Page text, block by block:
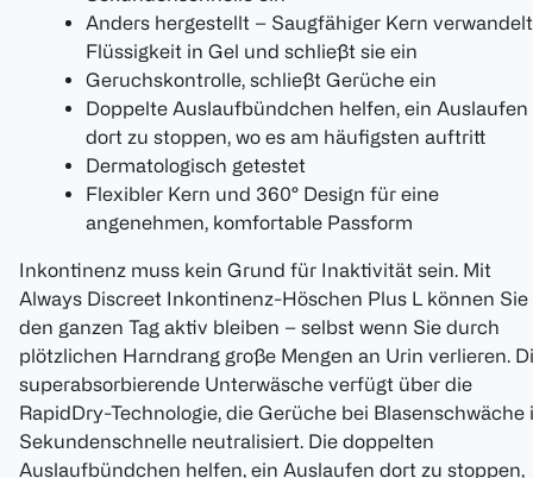
Anders hergestellt – Saugfähiger Kern verwandelt
Flüssigkeit in Gel und schließt sie ein
Geruchskontrolle, schließt Gerüche ein
Doppelte Auslaufbündchen helfen, ein Auslaufen
dort zu stoppen, wo es am häufigsten auftritt
Dermatologisch getestet
Flexibler Kern und 360° Design für eine
angenehmen, komfortable Passform
Inkontinenz muss kein Grund für Inaktivität sein. Mit
Always Discreet Inkontinenz-Höschen Plus L können Sie
den ganzen Tag aktiv bleiben – selbst wenn Sie durch
plötzlichen Harndrang große Mengen an Urin verlieren.
superabsorbierende Unterwäsche verfügt über die
RapidDry-Technologie, die Gerüche bei Blasenschwäche
Sekundenschnelle neutralisiert. Die doppelten
Auslaufbündchen helfen, ein Auslaufen dort zu stoppen,